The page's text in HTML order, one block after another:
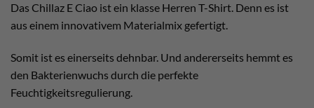
Das Chillaz E Ciao ist ein klasse Herren T-Shirt. Denn es ist
aus einem innovativem Materialmix gefertigt.
Somit ist es einerseits dehnbar. Und andererseits hemmt es
den Bakterienwuchs durch die perfekte
Feuchtigkeitsregulierung.